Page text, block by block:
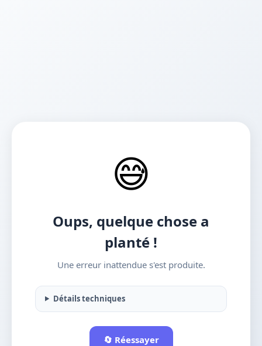
😅
Oups, quelque chose a
planté !
Une erreur inattendue s'est produite.
Détails techniques
🔄 Réessayer